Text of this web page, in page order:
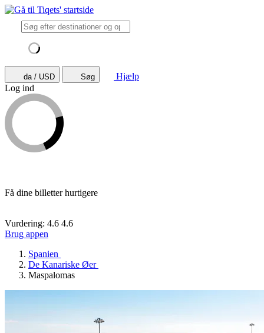
da / USD Søg
Hjælp
Log ind
Få dine billetter hurtigere
Vurdering: 4.6 4.6
Brug appen
Spanien
De Kanariske Øer
Maspalomas